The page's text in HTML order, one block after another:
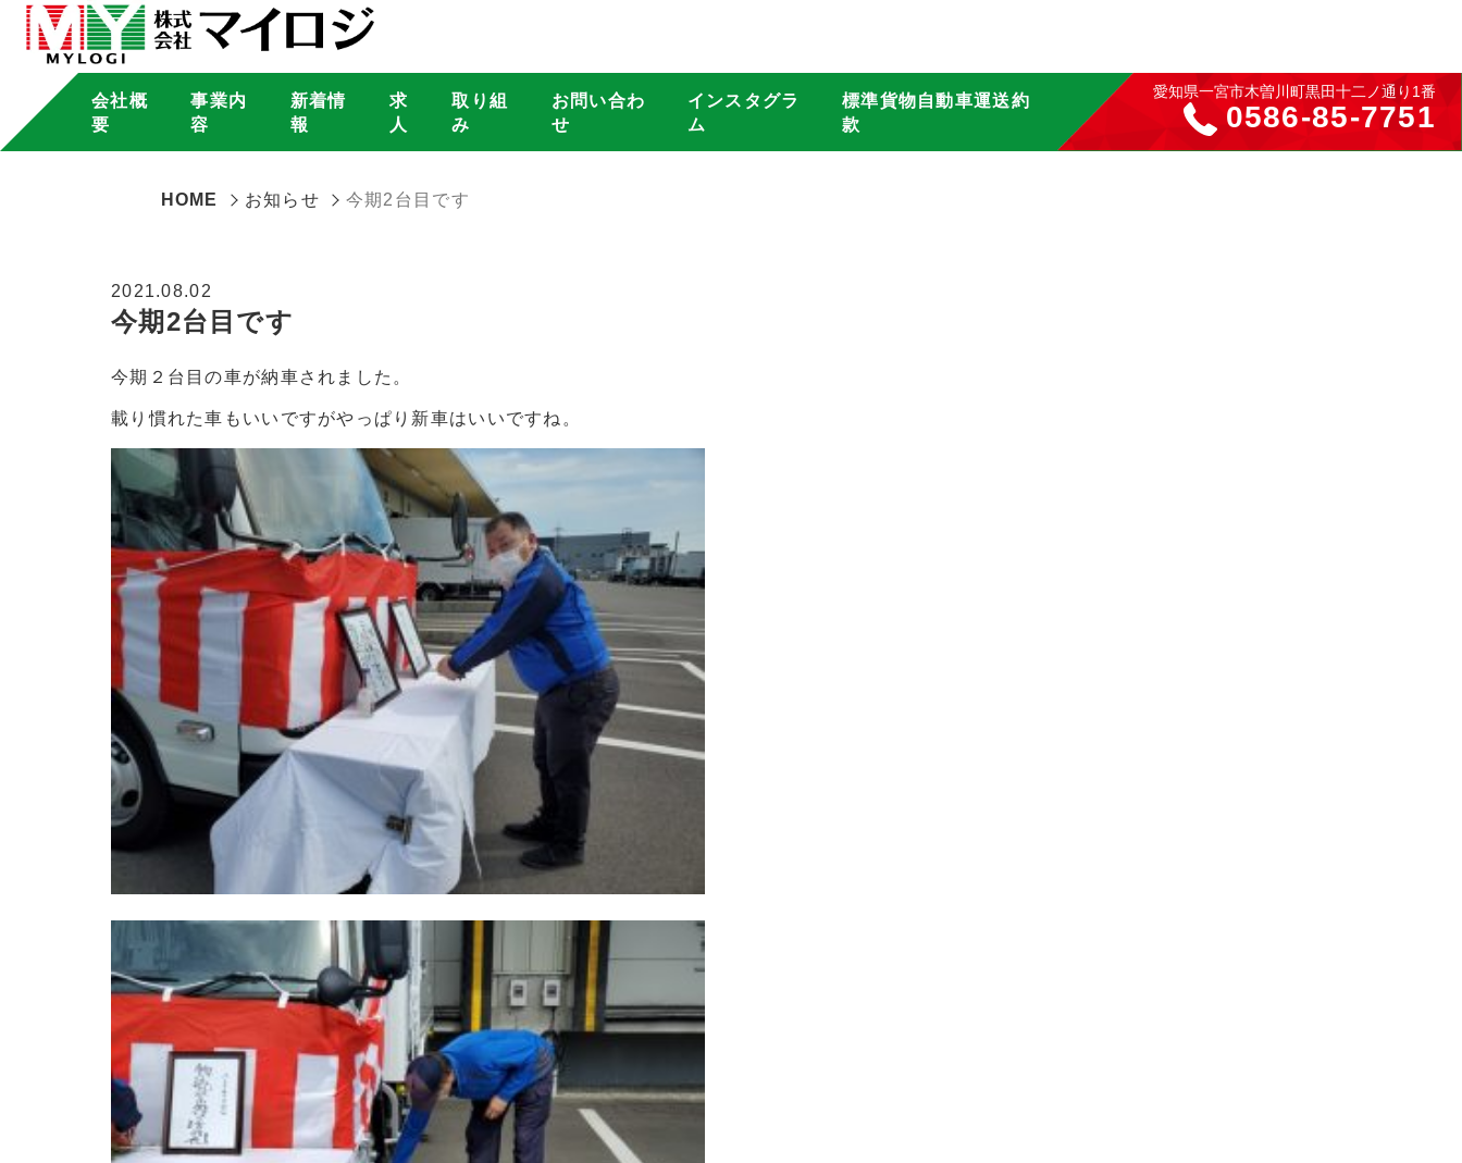
会社概
要
事業内
容
新着情
報
求
人
取り組
み
お問い合わ
せ
インスタグラ
ム
標準貨物自動車運送約
款
愛知県一宮市木曽川町黒田十二ノ通り1番
0586-85-7751
HOME お知らせ 今期2台目です
2021.08.02
今期2台目です
今期２台目の車が納車されました。
載り慣れた車もいいですがやっぱり新車はいいですね。